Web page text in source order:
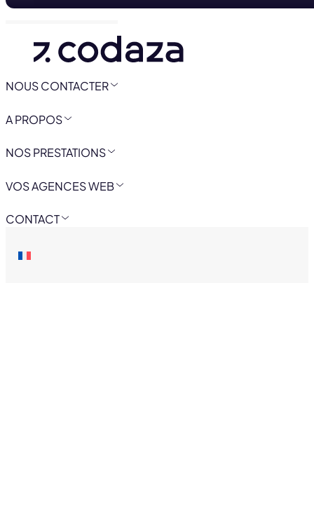
NOUS CONTACTER
A PROPOS
NOS PRESTATIONS
VOS AGENCES WEB
CONTACT